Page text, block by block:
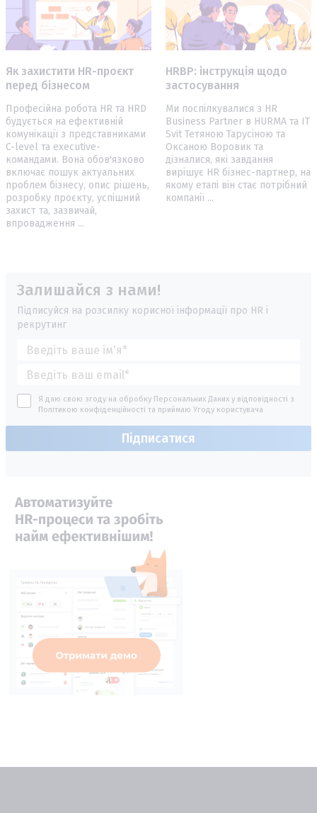
Як захистити HR-проєкт
перед бізнесом
Професійна робота HR та HRD
будується на ефективній
комунікації з представниками
C-level та executive-
командами. Вона обов'язково
включає пошук актуальних
проблем бізнесу, опис рішень,
розробку проєкту, успішний
захист та, зазвичай,
впровадження ...
HRBP: інструкція щодо
застосування
Ми поспілкувалися з HR
Business Partner в HURMA та IT
Svit Тетяною Тарусіною та
Оксаною Воровик та
дізналися, які завдання
вирішує HR бізнес-партнер, на
якому етапі він стає потрібний
компанії ...
Залишайся з нами!
Підписуйся на розсилку корисної інформації про HR і
рекрутинг
Я даю свою згоду на обробку Персональних Даних у відповідності з
Політикою конфіденційності та приймаю Угоду користувача